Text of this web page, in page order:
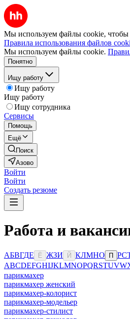
Мы используем файлы cookie, чтобы
Правила использования файлов
Мы используем файлы cookie.
Понятно
Ищу работу
Ищу работу
Ищу работу
Ищу сотрудника
Сервисы
Помощь
Ещё
Поиск
Азово
Войти
Войти
Создать резюме
Работа и
АБВГДЕ Ё ЖЗИ Й КЛМНО П РС
ABCDEFGHIJKLMNOPQRSTUVW
парикмахер
парикмахер женский
парикмахер-колорист
парикмахер-модельер
парикмахер-стилист